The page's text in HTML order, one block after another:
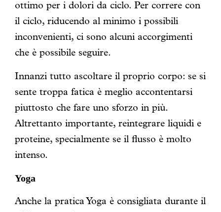
ottimo per i dolori da ciclo. Per correre con
il ciclo, riducendo al minimo i possibili
inconvenienti, ci sono alcuni accorgimenti
che è possibile seguire.
Innanzi tutto ascoltare il proprio corpo: se si
sente troppa fatica è meglio accontentarsi
piuttosto che fare uno sforzo in più.
Altrettanto importante, reintegrare liquidi e
proteine, specialmente se il flusso è molto
intenso.
Yoga
Anche la pratica Yoga è consigliata durante il